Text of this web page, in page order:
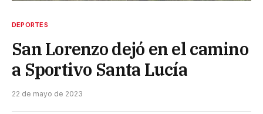
DEPORTES
San Lorenzo dejó en el camino
a Sportivo Santa Lucía
22 de mayo de 2023